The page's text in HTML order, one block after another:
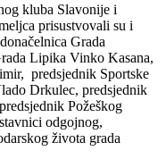
kluba Slavonije i
prisustvovali su i
Grada
Lipika Vinko Kasana,
predsjednik Sportske
Drkulec, predsjednik
Požeškog
odgojnog,
života grada